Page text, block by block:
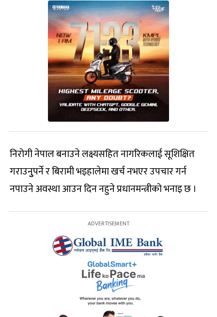
निरोगी नेपाल बनाउने लक्ष्यसहित नागरिकलाई सूशिक्षित
गराउनुुपर्ने र बिरामी भइहालेमा खर्च नभएर उपचार गर्न
नपाउने अवस्था आउन दिन नहुने प्रधानमन्त्रीको भनाइ छ ।